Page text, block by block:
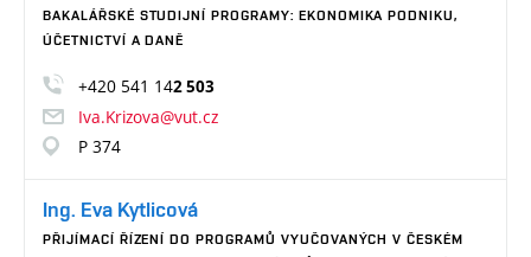
BAKALÁŘSKÉ STUDIJNÍ PROGRAMY: EKONOMIKA PODNIKU,
ÚČETNICTVÍ A DANĚ
+420 541 142 503
Iva.Krizova@vut.cz
P 374
Ing. Eva Kytlicová
PŘIJÍMACÍ ŘÍZENÍ DO PROGRAMŮ VYUČOVANÝCH V ČESKÉM